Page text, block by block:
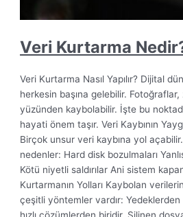
Veri Kurtarma
Veri Kurtarma Nasıl Yapılır? Dijital
herkesin başına gelebilir. Fotoğraflar,
yüzünden kaybolabilir. İşte bu
hayati önem taşır. Veri Kaybının
Birçok unsur veri kaybına yol
nedenler: Hard disk bozulmaları
Kötü niyetli saldırılar Ani sistem
Kurtarmanın Yolları Kaybolan
çeşitli yöntemler vardır: